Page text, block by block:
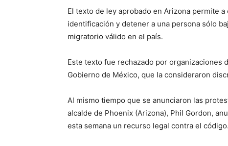
El texto de ley aprobado en Arizona permite
identificación y detener a una persona sólo
migratorio válido en el país.
Este texto fue rechazado por organizaciones
Gobierno de México, que la consideraron
Al mismo tiempo que se anunciaron las
alcalde de Phoenix (Arizona), Phil Gordon,
esta semana un recurso legal contra el código.